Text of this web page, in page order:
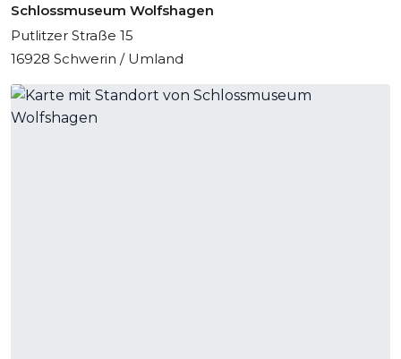
Schlossmuseum Wolfshagen
Putlitzer Straße 15
16928 Schwerin / Umland